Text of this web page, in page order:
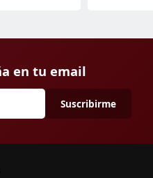
en tu email
Suscribirme